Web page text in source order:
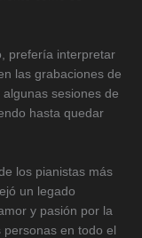
prefería interpretar
las grabaciones de
sesiones de
hasta quedar
los pianistas más
un legado
y pasión por la
en todo el